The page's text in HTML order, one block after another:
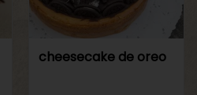
cheesecake de oreo